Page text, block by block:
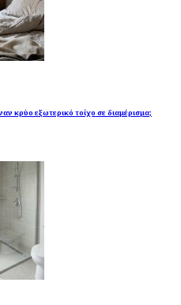
κρύο εξωτερικό τοίχο σε διαμέρισμα;